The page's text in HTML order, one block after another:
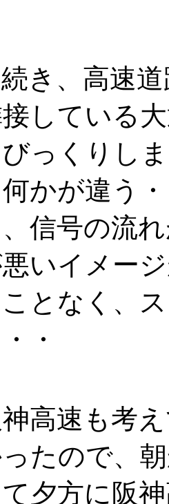
き、高速
している
っくりし
何かが違う
信号の流
いイメー
となく、
・
高速も考
たので、
夕方に阪